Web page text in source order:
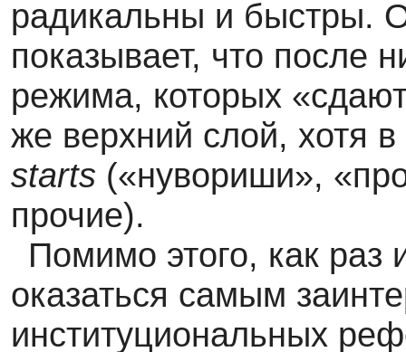
радикальны и быстры.
показывает, что после
режима, которых
же верхний слой, хотя
starts («нувориши»,
прочие).
Помимо этого, как
оказаться самым
институциональных